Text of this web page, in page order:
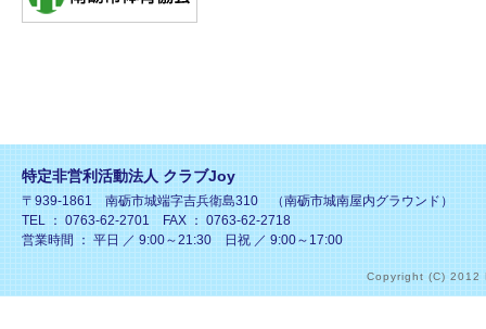
特定非営利活動法人 クラブJoy
〒939-1861 南砺市城端字吉兵衛島310 （南砺市城南屋内グラウンド）
TEL ： 0763-62-2701 FAX ： 0763-62-2718
営業時間 ： 平日 ／ 9:00～21:30 日祝 ／ 9:00～17:00
Copyright (C) 2012